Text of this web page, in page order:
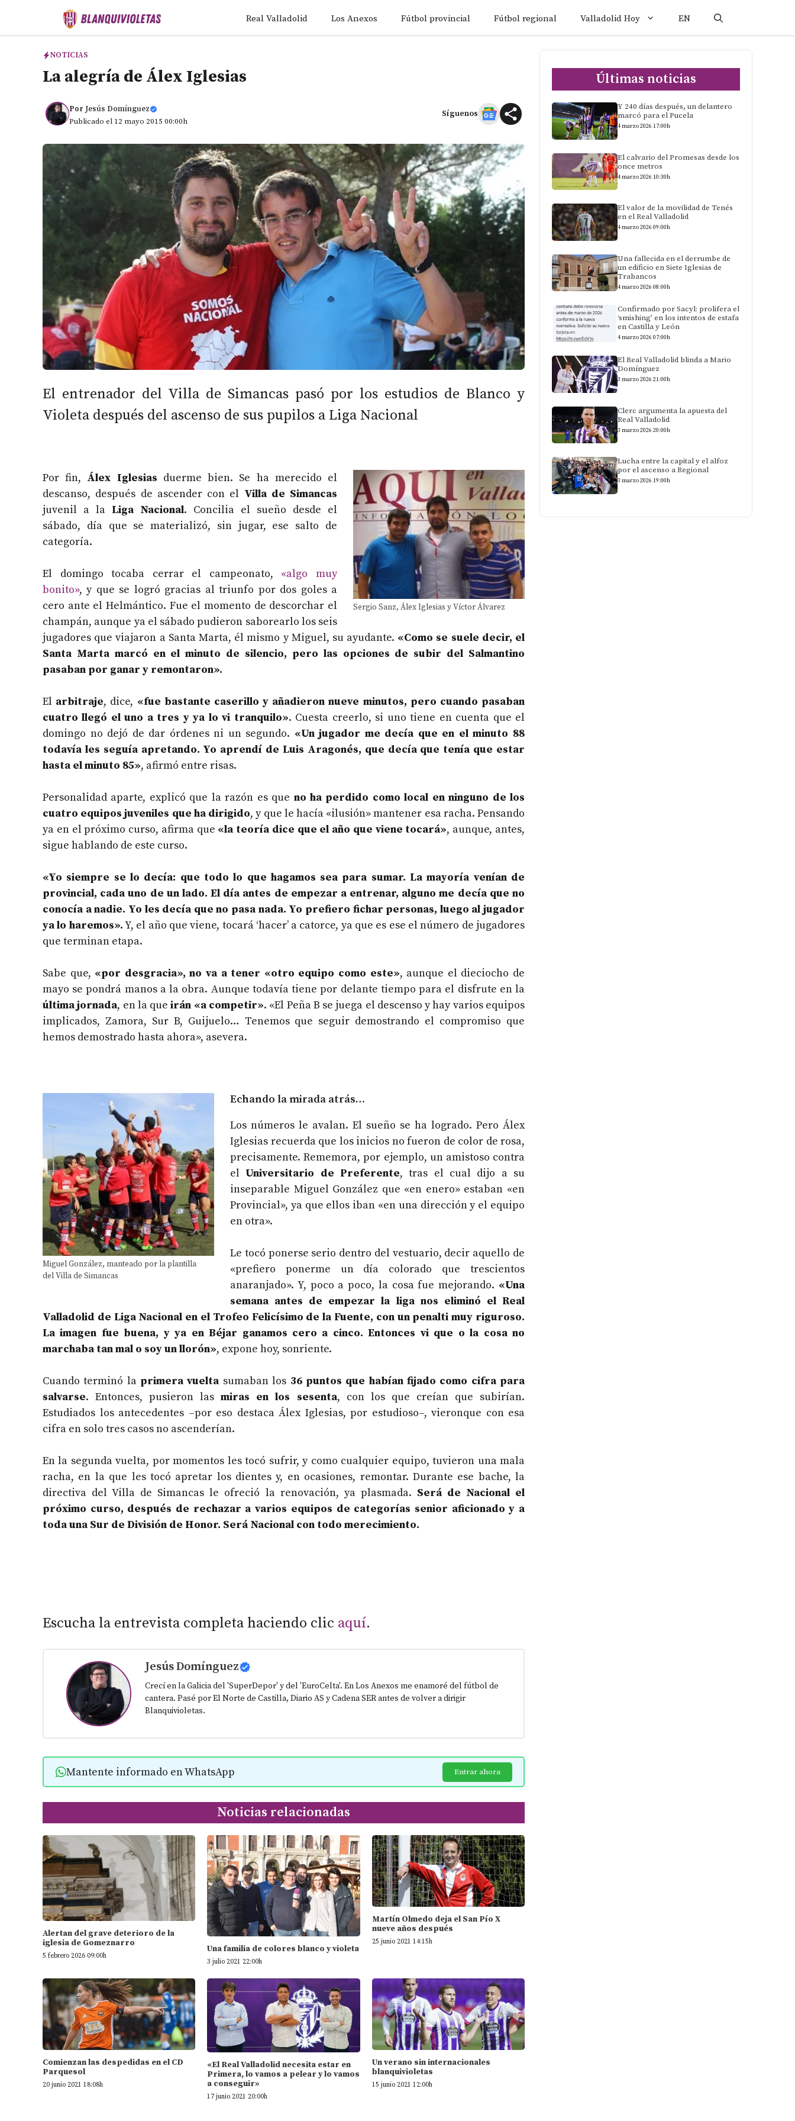
Real Valladolid Los Anexos Fútbol provincial Fútbol regional Valladolid Hoy EN
NOTICIAS
La alegría de Álex Iglesias
Por Jesús Domínguez
Publicado el 12 mayo 2015 00:00h
Síguenos
El entrenador del Villa de Simancas pasó por los estudios de Blanco y
Violeta después del ascenso de sus pupilos a Liga Nacional
Sergio Sanz, Álex Iglesias y Víctor Álvarez
Por fin, Álex Iglesias duerme bien. Se ha merecido el
descanso, después de ascender con el Villa de Simancas
juvenil a la Liga Nacional. Concilia el sueño desde el
sábado, día que se materializó, sin jugar, ese salto de
categoría.
El domingo tocaba cerrar el campeonato, «algo muy
bonito», y que se logró gracias al triunfo por dos goles a
cero ante el Helmántico. Fue el momento de descorchar el
champán, aunque ya el sábado pudieron saborearlo los seis
jugadores que viajaron a Santa Marta, él mismo y Miguel, su ayudante. «Como se suele decir, el
Santa Marta marcó en el minuto de silencio, pero las opciones de subir del Salmantino
pasaban por ganar y remontaron».
El arbitraje, dice, «fue bastante caserillo y añadieron nueve minutos, pero cuando pasaban
cuatro llegó el uno a tres y ya lo vi tranquilo». Cuesta creerlo, si uno tiene en cuenta que el
domingo no dejó de dar órdenes ni un segundo. «Un jugador me decía que en el minuto 88
todavía les seguía apretando. Yo aprendí de Luis Aragonés, que decía que tenía que estar
hasta el minuto 85», afirmó entre risas.
Personalidad aparte, explicó que la razón es que no ha perdido como local en ninguno de los
cuatro equipos juveniles que ha dirigido, y que le hacía «ilusión» mantener esa racha. Pensando
ya en el próximo curso, afirma que «la teoría dice que el año que viene tocará», aunque, antes,
sigue hablando de este curso.
«Yo siempre se lo decía: que todo lo que hagamos sea para sumar. La mayoría venían de
provincial, cada uno de un lado. El día antes de empezar a entrenar, alguno me decía que no
conocía a nadie. Yo les decía que no pasa nada. Yo prefiero fichar personas, luego al jugador
ya lo haremos».Y, el año que viene, tocará ‘hacer’ a catorce, ya que es ese el número de jugadores
que terminan etapa.
Sabe que, «por desgracia», no va a tener «otro equipo como este», aunque el dieciocho de
mayo se pondrá manos a la obra. Aunque todavía tiene por delante tiempo para el disfrute en la
última jornada, en la queirán «a competir». «El Peña B se juega el descenso y hay varios equipos
implicados, Zamora, Sur B, Guijuelo… Tenemos que seguir demostrando el compromiso que
hemos demostrado hasta ahora», asevera.
Miguel González, manteado por la plantilla
del Villa de Simancas
Echando la mirada atrás…
Los números le avalan. El sueño se ha logrado. Pero Álex
Iglesias recuerda que los inicios no fueron de color de rosa,
precisamente. Rememora, por ejemplo, un amistoso contra
el Universitario de Preferente, tras el cual dijo a su
inseparable Miguel González que «en enero» estaban «en
Provincial», ya que ellos iban «en una dirección y el equipo
en otra».
Le tocó ponerse serio dentro del vestuario, decir aquello de
«prefiero ponerme un día colorado que trescientos
anaranjado». Y, poco a poco, la cosa fue mejorando. «Una
semana antes de empezar la liga nos eliminó el Real
Valladolid de Liga Nacional en el Trofeo Felicísimo de la Fuente, con un penalti muy riguroso.
La imagen fue buena, y ya en Béjar ganamos cero a cinco. Entonces vi que o la cosa no
marchaba tan mal o soy un llorón», expone hoy, sonriente.
Cuando terminó la primera vuelta sumaban los 36 puntos que habían fijado como cifra para
salvarse. Entonces, pusieron lasmiras en los sesenta, con los que creían que subirían.
Estudiados los antecedentes –por eso destaca Álex Iglesias, por estudioso–, vieronque con esa
cifra en solo tres casos no ascenderían.
En la segunda vuelta, por momentos les tocó sufrir, y como cualquier equipo, tuvieron una mala
racha, en la que les tocó apretar los dientes y, en ocasiones, remontar. Durante ese bache, la
directiva del Villa de Simancas le ofreció la renovación, ya plasmada. Será de Nacional el
próximo curso, después de rechazar a varios equipos de categorías senior aficionado y a
toda una Sur de División de Honor. Será Nacional con todo merecimiento.
Escucha la entrevista completa haciendo clic aquí.
Jesús Domínguez
Crecí en la Galicia del 'SuperDepor' y del 'EuroCelta'. En Los Anexos me enamoré del fútbol de
cantera. Pasé por El Norte de Castilla, Diario AS y Cadena SER antes de volver a dirigir
Blanquivioletas.
Mantente informado en WhatsApp Entrar ahora
Noticias relacionadas
Alertan del grave deterioro de la
iglesia de Gomeznarro
5 febrero 2026 09:00h
Una familia de colores blanco y violeta
3 julio 2021 22:00h
Martín Olmedo deja el San Pío X
nueve años después
25 junio 2021 14:15h
Comienzan las despedidas en el CD
Parquesol
20 junio 2021 18:08h
«El Real Valladolid necesita estar en
Primera, lo vamos a pelear y lo vamos
a conseguir»
17 junio 2021 20:00h
Un verano sin internacionales
blanquivioletas
15 junio 2021 12:00h
Últimas noticias
Y 240 días después, un delantero
marcó para el Pucela
4 marzo 2026 17:00h
El calvario del Promesas desde los
once metros
4 marzo 2026 10:30h
El valor de la movilidad de Tenés
en el Real Valladolid
4 marzo 2026 09:00h
Una fallecida en el derrumbe de
un edificio en Siete Iglesias de
Trabancos
4 marzo 2026 08:00h
Confirmado por Sacyl: prolifera el
‘smishing’ en los intentos de estafa
en Castilla y León
4 marzo 2026 07:00h
El Real Valladolid blinda a Mario
Domínguez
3 marzo 2026 21:00h
Clerc argumenta la apuesta del
Real Valladolid
3 marzo 2026 20:00h
Lucha entre la capital y el alfoz
por el ascenso a Regional
3 marzo 2026 19:00h